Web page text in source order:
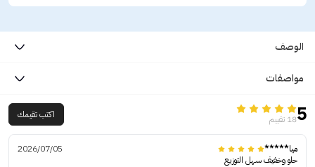
الوصف
مواصفات
518 تقييم اكتب تقيمك
ميا*****
2026/07/05
حلو وخفيف سهل التوزيع